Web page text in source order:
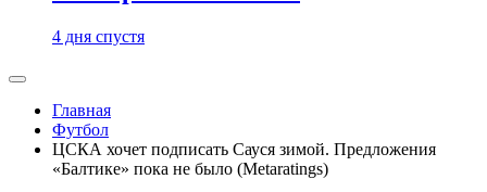
4 дня спустя
Главная
Футбол
ЦСКА хочет подписать Сауся зимой. Предложения
«Балтике» пока не было (Metaratings)